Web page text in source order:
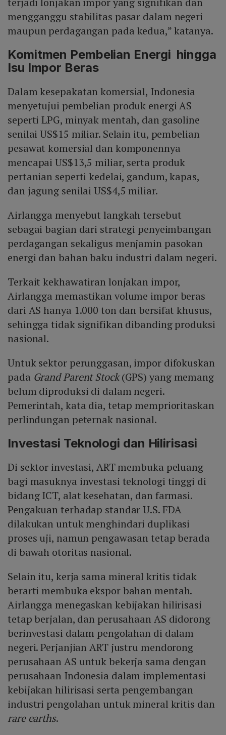
mengganggu stabilitas pasar dalam negeri
maupun perdagangan pada kedua,” katanya.
Komitmen Pembelian Energi hingga
Isu Impor Beras
Dalam kesepakatan komersial, Indonesia
menyetujui pembelian produk energi AS
seperti LPG, minyak mentah, dan gasoline
senilai US$15 miliar. Selain itu, pembelian
pesawat komersial dan komponennya
mencapai US$13,5 miliar, serta produk
pertanian seperti kedelai, gandum, kapas,
dan jagung senilai US$4,5 miliar.
Airlangga menyebut langkah tersebut
sebagai bagian dari strategi penyeimbangan
perdagangan sekaligus menjamin pasokan
energi dan bahan baku industri dalam negeri.
Terkait kekhawatiran lonjakan impor,
Airlangga memastikan volume impor beras
dari AS hanya 1.000 ton dan bersifat khusus,
sehingga tidak signifikan dibanding produksi
nasional.
Untuk sektor perunggasan, impor difokuskan
pada Grand Parent Stock(GPS) yang memang
belum diproduksi di dalam negeri.
Pemerintah, kata dia, tetap memprioritaskan
perlindungan peternak nasional.
Investasi Teknologi dan Hilirisasi
Di sektor investasi, ART membuka peluang
bagi masuknya investasi teknologi tinggi di
bidang ICT, alat kesehatan, dan farmasi.
Pengakuan terhadap standar U.S. FDA
dilakukan untuk menghindari duplikasi
proses uji, namun pengawasan tetap berada
di bawah otoritas nasional.
Selain itu, kerja sama mineral kritis tidak
berarti membuka ekspor bahan mentah.
Airlangga menegaskan kebijakan hilirisasi
tetap berjalan, dan perusahaan AS didorong
berinvestasi dalam pengolahan di dalam
negeri. Perjanjian ART justru mendorong
perusahaan AS untuk bekerja sama dengan
perusahaan Indonesia dalam implementasi
kebijakan hilirisasi serta pengembangan
industri pengolahan untuk mineral kritis dan
rare earths.